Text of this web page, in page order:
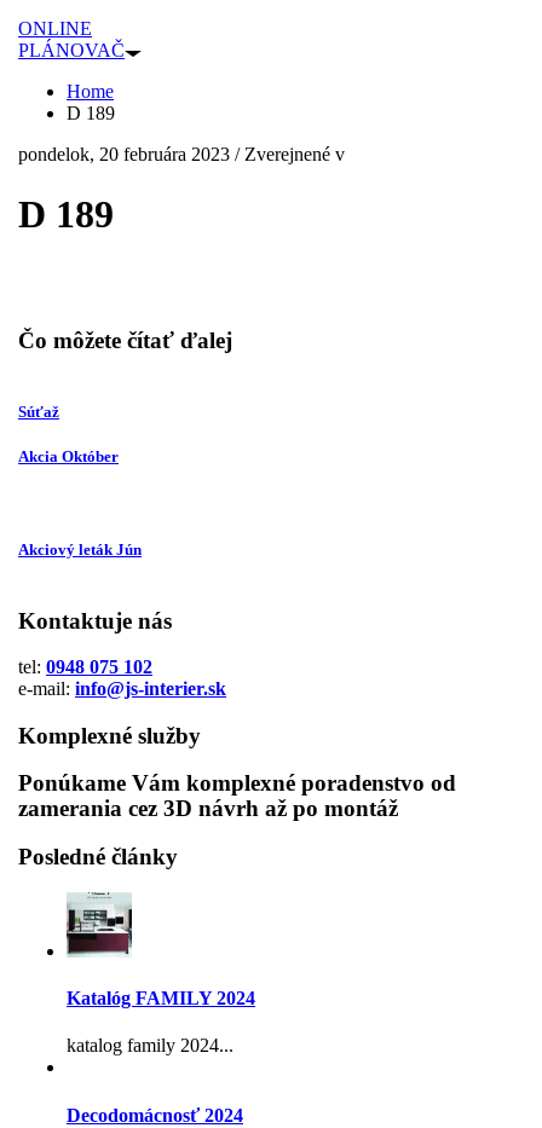
ONLINE
PLÁNOVAČ
Home
D 189
pondelok, 20 februára 2023 /Zverejnené v
D 189
Čo môžete čítať ďalej
Súťaž
Akcia Október
Akciový leták Jún
Kontaktuje nás
tel: 0948 075 102
e-mail: info@js-interier.sk
Komplexné služby
Ponúkame Vám komplexné poradenstvo od
zamerania cez 3D návrh až po montáž
Posledné články
Katalóg FAMILY 2024
katalog family 2024...
Decodomácnosť 2024